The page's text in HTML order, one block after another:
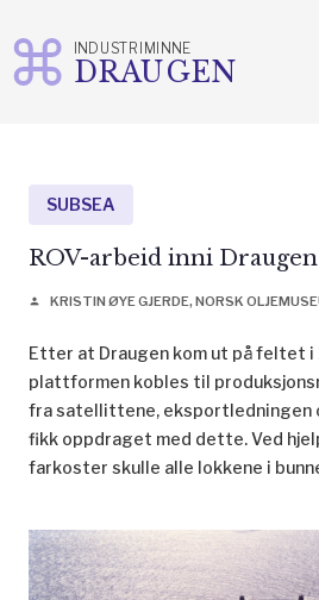
innhold
INDUSTRIMINNE
DRAUGEN
SUBSEA
ROV-arbeid inni Draugen
person KRISTIN ØYE GJERDE, NORSK
Etter at Draugen kom ut på feltet i
plattformen kobles til
fra satellittene, eksportledningen
fikk oppdraget med dette. Ved
farkoster skulle alle lokkene i